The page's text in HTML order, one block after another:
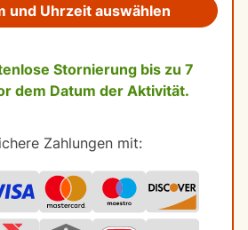
und Uhrzeit auswählen
Stornierung bis zu 7
dem Datum der Aktivität.
Zahlungen mit: